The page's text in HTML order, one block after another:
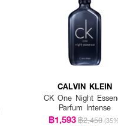
CALVIN KLEIN
CK One Night
Parfum Intense
฿1,593฿2,450